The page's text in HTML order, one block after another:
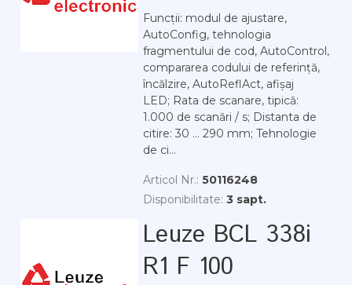
Funcții: modul de ajustare,
AutoConfig, tehnologia
fragmentului de cod, AutoControl,
compararea codului de referință,
încălzire, AutoReflAct, afișaj
LED; Rata de scanare, tipică:
1.000 de scanări / s; Distanta de
citire: 30 ... 290 mm; Tehnologie
de ci...
Articol Nr.: 50116248
Disponibilitate: 3 sapt.
Leuze BCL 338i
R1 F 100